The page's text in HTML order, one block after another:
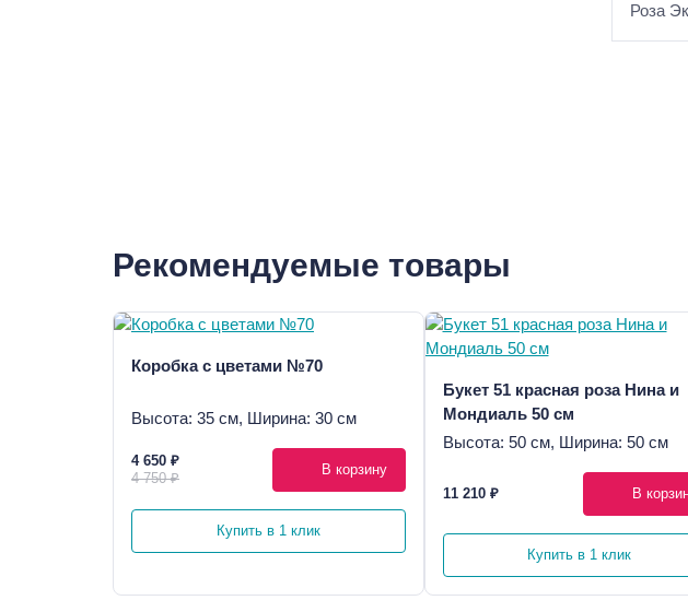
Роза
Рекомендуемые товары
Коробка с цветами №70
Высота: 35 см, Ширина: 30 см
4 650 ₽
4 750 ₽
В корзину
Купить в 1 клик
Букет 51 красная роза Нина и
Мондиаль 50 см
Высота: 50 см, Ширина: 50 см
11 210 ₽ В
Купить в 1 клик